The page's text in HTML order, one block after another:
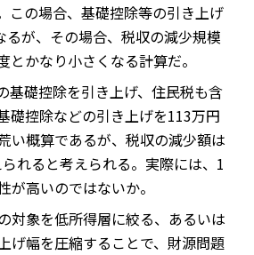
この場合、基礎控除等の引き上げ
るが、その場合、税収の減少規模
とかなり小さくなる計算だ。
基礎控除を引き上げ、住民税も含
礎控除などの引き上げを113万円
い概算であるが、税収の減少額は
れると考えられる。実際には、1
が高いのではないか。
対象を低所得層に絞る、あるいは
げ幅を圧縮することで、財源問題